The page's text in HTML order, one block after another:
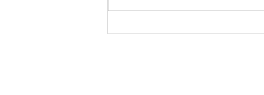
🏃🏻‍♀️GRIP Beyond - OAKLEY